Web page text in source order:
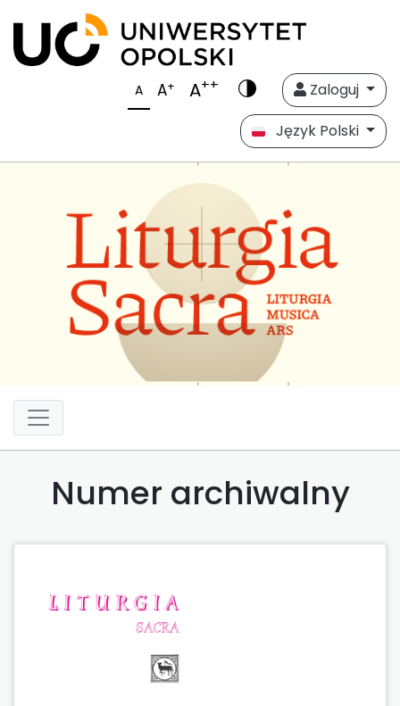
A A+ A++
Zaloguj
Język Polski
Numer archiwalny